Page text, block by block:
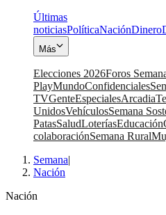
Últimas
noticiasPolíticaNaciónDinero
Más
Elecciones 2026Foros
PlayMundoConfidenciales
TVGenteEspecialesArcadia
UnidosVehículosSemana
PatasSaludLoteríasEducación
colaboraciónSemana Rural
Semana|
Nación
Nación